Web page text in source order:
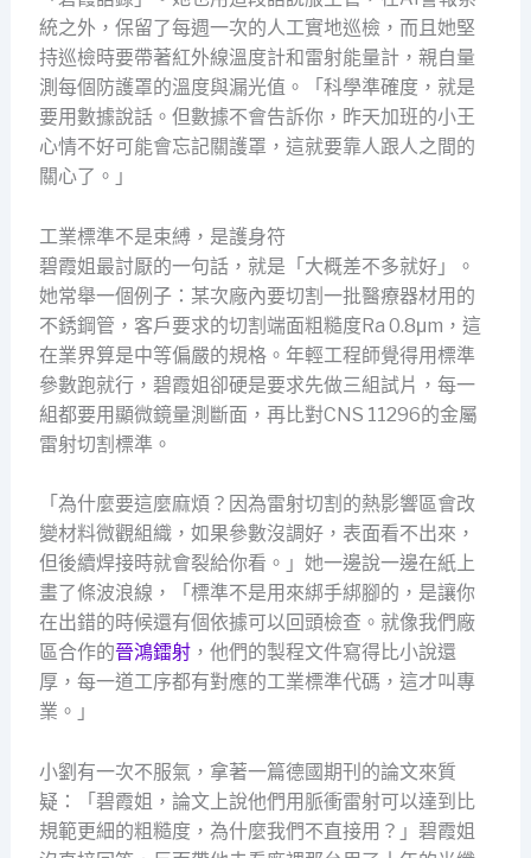
統之外，保留了每週一次的人工實地巡檢，而且她堅
持巡檢時要帶著紅外線溫度計和雷射能量計，親自量
測每個防護罩的溫度與漏光值。「科學準確度，就是
要用數據說話。但數據不會告訴你，昨天加班的小王
心情不好可能會忘記關護罩，這就要靠人跟人之間的
關心了。」
工業標準不是束縛，是護身符
碧霞姐最討厭的一句話，就是「大概差不多就好」。
她常舉一個例子：某次廠內要切割一批醫療器材用的
不銹鋼管，客戶要求的切割端面粗糙度Ra 0.8μm，這
在業界算是中等偏嚴的規格。年輕工程師覺得用標準
參數跑就行，碧霞姐卻硬是要求先做三組試片，每一
組都要用顯微鏡量測斷面，再比對CNS 11296的金屬
雷射切割標準。
「為什麼要這麼麻煩？因為雷射切割的熱影響區會改
變材料微觀組織，如果參數沒調好，表面看不出來，
但後續焊接時就會裂給你看。」她一邊說一邊在紙上
畫了條波浪線，「標準不是用來綁手綁腳的，是讓你
在出錯的時候還有個依據可以回頭檢查。就像我們廠
區合作的晉鴻鐳射，他們的製程文件寫得比小說還
厚，每一道工序都有對應的工業標準代碼，這才叫專
業。」
小劉有一次不服氣，拿著一篇德國期刊的論文來質
疑：「碧霞姐，論文上說他們用脈衝雷射可以達到比
規範更細的粗糙度，為什麼我們不直接用？」碧霞姐